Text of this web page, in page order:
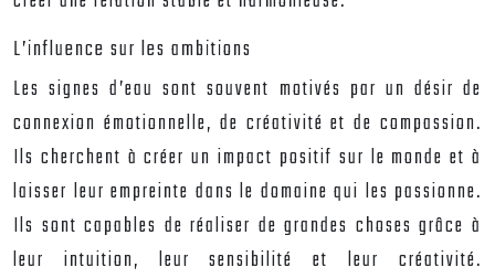
L’influence sur les ambitions
Les signes d’eau sont souvent motivés par un désir de
connexion émotionnelle, de créativité et de compassion.
Ils cherchent à créer un impact positif sur le monde et à
laisser leur empreinte dans le domaine qui les passionne.
Ils sont capables de réaliser de grandes choses grâce à
leur intuition, leur sensibilité et leur créativité.